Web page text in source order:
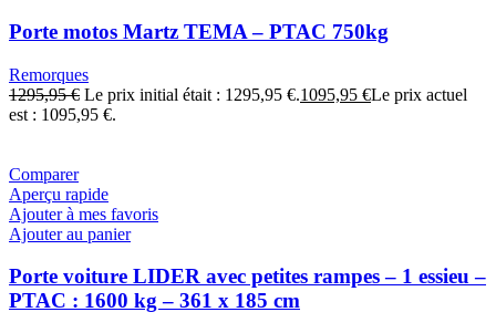
Porte motos Martz TEMA – PTAC 750kg
Remorques
1295,95€ Le prix initial était : 1295,95 €.1095,95 €Le prix actuel
est : 1095,95 €.
Comparer
Aperçu rapide
Ajouter à mes favoris
Ajouter au panier
Porte voiture LIDER avec petites rampes – 1 essieu –
PTAC : 1600 kg – 361 x 185 cm